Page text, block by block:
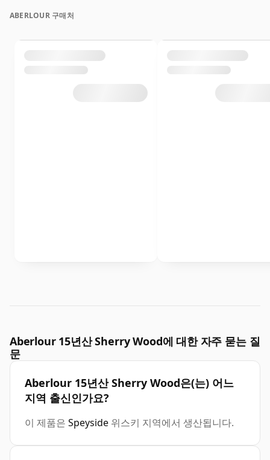
ABERLOUR 구매처
Aberlour 15년산 Sherry Wood에 대한 자주 묻는 질
문
Aberlour 15년산 Sherry Wood은(는) 어느
지역 출신인가요?
이 제품은 Speyside 위스키 지역에서 생산됩니다.